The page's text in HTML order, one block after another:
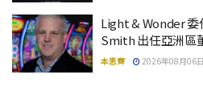
Light & Wonder
Smith 出任亞洲區
本思齊 2026年08月06